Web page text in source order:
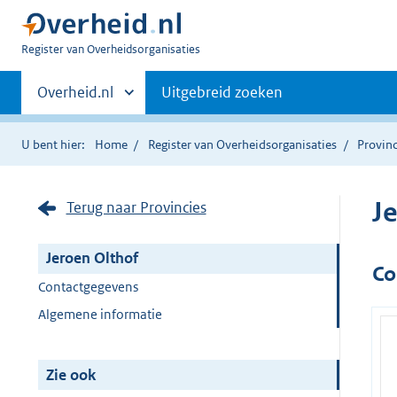
U
Register van Overheidsorganisaties
Primaire
navigatie
Andere
sites
binnen
Overheid.nl Uitgebreid zoeken
U bent hier: Home Register van Overheidsorganisaties
Terug naar Provincies
Jeroen Olthof
Contactgegevens
Algemene informatie
Zie ook